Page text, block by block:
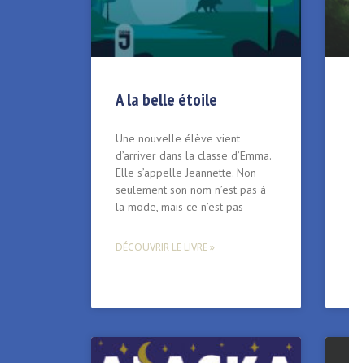
A la belle étoile
Une nouvelle élève vient
d’arriver dans la classe d’Emma.
Elle s’appelle Jeannette. Non
seulement son nom n’est pas à
la mode, mais ce n’est pas
DÉCOUVRIR LE LIVRE »